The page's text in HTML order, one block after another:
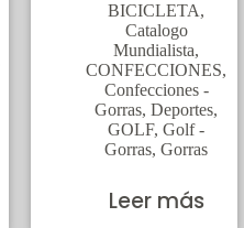
BICICLETA,
Catalogo
Mundialista,
CONFECCIONES,
Confecciones -
Gorras, Deportes,
GOLF, Golf -
Gorras, Gorras
Leer más